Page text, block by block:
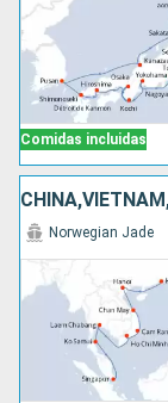
Comidas incluidas
Norwegian Jade